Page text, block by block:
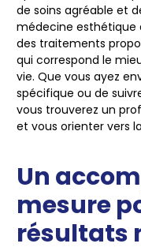
de soins agréable et
médecine esthétique
des traitements
qui correspond le
vie. Que vous ayez
spécifique ou de
vous trouverez un
et vous orienter vers
Un
mesure
résultats